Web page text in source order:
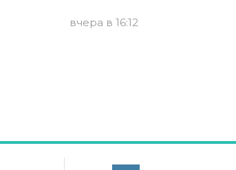
вчера в 16:12